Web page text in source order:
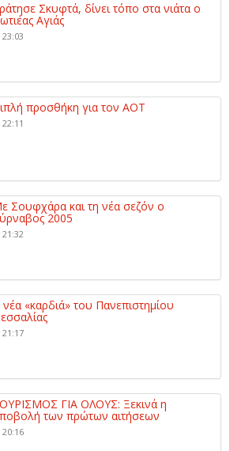
Σκυφτά, δίνει τόπο στα νιάτα ο
Αγιάς
23:03
προσθήκη για τον ΑΟΤ
22:11
Σουφχάρα και τη νέα σεζόν ο
2005
21:32
«καρδιά» του Πανεπιστημίου
21:17
ΓΙΑ ΟΛΟΥΣ: Ξεκινά η
των πρώτων αιτήσεων
20:16